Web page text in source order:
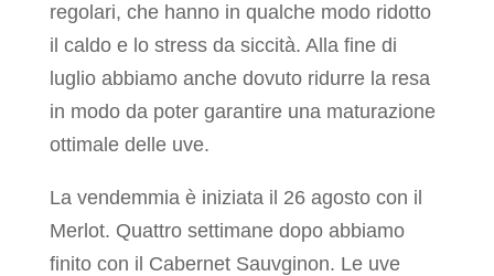
regolari, che hanno in qualche modo ridotto
il caldo e lo stress da siccità. Alla fine di
luglio abbiamo anche dovuto ridurre la resa
in modo da poter garantire una maturazione
ottimale delle uve.
La vendemmia è iniziata il 26 agosto con il
Merlot. Quattro settimane dopo abbiamo
finito con il Cabernet Sauvginon. Le uve